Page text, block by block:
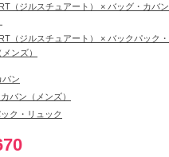
（ジルスチュアート） × バッグ・カバン
（ジルスチュアート） × バックパック・
ンズ）
バン
バン（メンズ）
ク・リュック